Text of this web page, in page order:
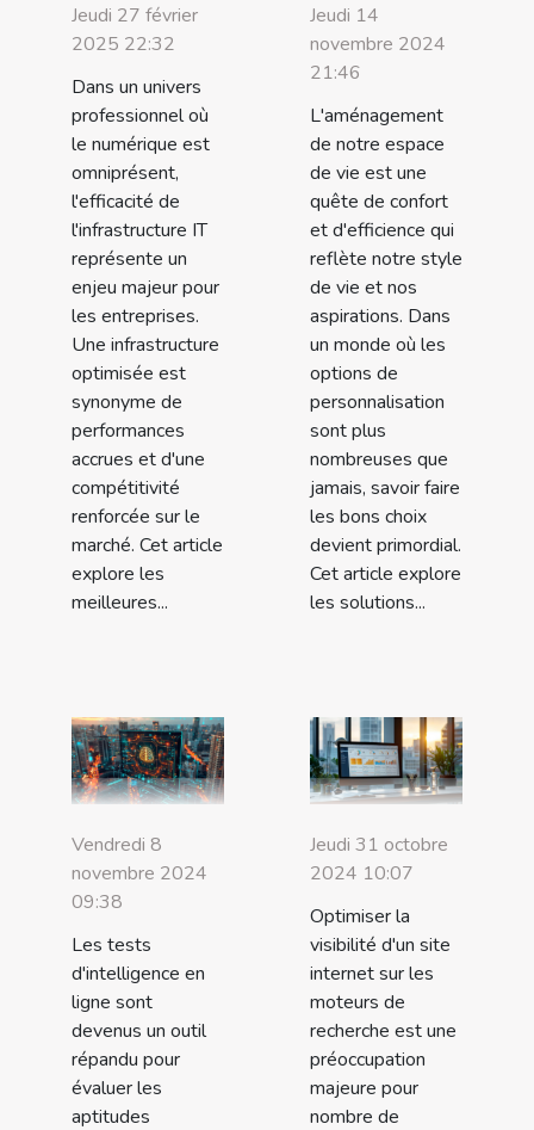
Jeudi 27 février
2025 22:32
Dans un univers
professionnel où
le numérique est
omniprésent,
l'efficacité de
l'infrastructure IT
représente un
enjeu majeur pour
les entreprises.
Une infrastructure
optimisée est
synonyme de
performances
accrues et d'une
compétitivité
renforcée sur le
marché. Cet article
explore les
meilleures...
Jeudi 14
novembre 2024
21:46
L'aménagement
de notre espace
de vie est une
quête de confort
et d'efficience qui
reflète notre style
de vie et nos
aspirations. Dans
un monde où les
options de
personnalisation
sont plus
nombreuses que
jamais, savoir faire
les bons choix
devient primordial.
Cet article explore
les solutions...
Vendredi 8
novembre 2024
09:38
Les tests
d'intelligence en
ligne sont
devenus un outil
répandu pour
évaluer les
aptitudes
Jeudi 31 octobre
2024 10:07
Optimiser la
visibilité d'un site
internet sur les
moteurs de
recherche est une
préoccupation
majeure pour
nombre de